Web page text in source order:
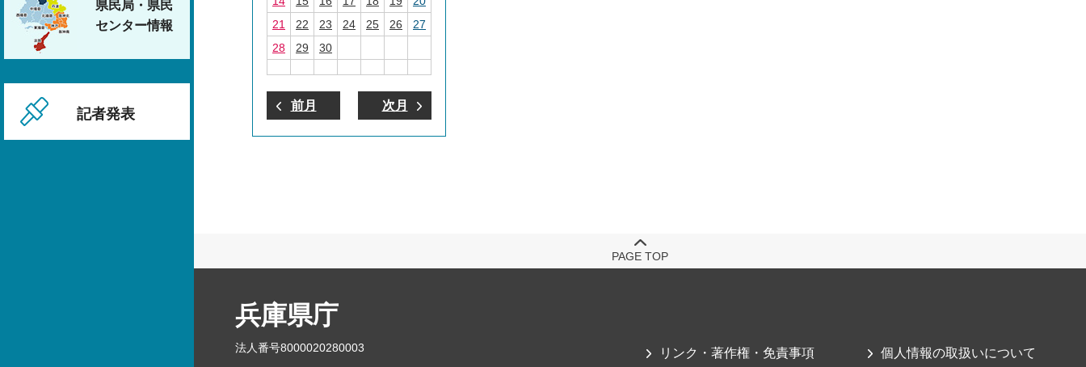
県民局・県民
センター情報
記者発表
21
22 23 24 25 26
27
28
29 30
前月 次月
PAGE TOP
兵庫県庁
法人番号8000020280003 リンク・著作権・免責事項 個人情報の取扱いについて